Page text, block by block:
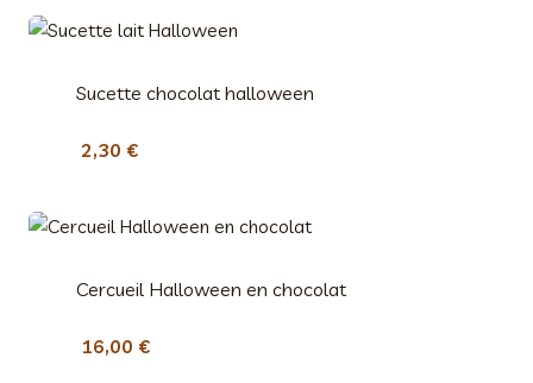
Sucette chocolat halloween
2,30 €
Cercueil Halloween en chocolat
16,00 €